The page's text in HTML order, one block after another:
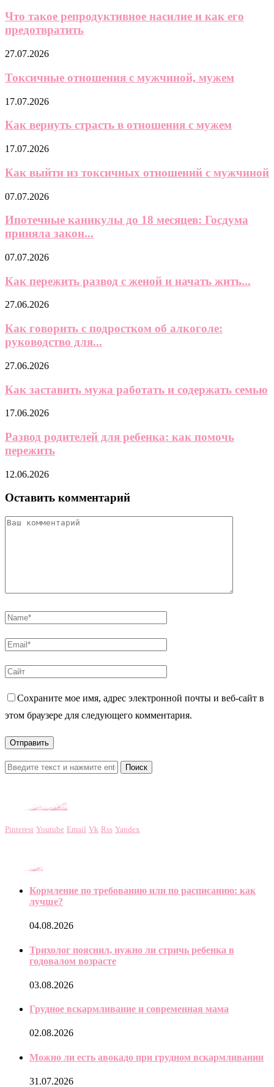
Что такое репродуктивное насилие и как его
предотвратить
27.07.2026
Токсичные отношения с мужчиной, мужем
17.07.2026
Как вернуть страсть в отношения с мужем
17.07.2026
Как выйти из токсичных отношений с мужчиной
07.07.2026
Ипотечные каникулы до 18 месяцев: Госдума
приняла закон...
07.07.2026
Как пережить развод с женой и начать жить...
27.06.2026
Как говорить с подростком об алкоголе:
руководство для...
27.06.2026
Как заставить мужа работать и содержать семью
17.06.2026
Развод родителей для ребенка: как помочь
пережить
12.06.2026
Оставить комментарий
Сохраните мое имя, адрес электронной почты и веб-сайт в
этом браузере для следующего комментария.
Поиск
Социальные сети
Pinterest Youtube Email Vk Rss Yandex
Последнее
Кормление по требованию или по расписанию: как
лучше?
04.08.2026
Трихолог пояснил, нужно ли стричь ребенка в
годовалом возрасте
03.08.2026
Грудное вскармливание и современная мама
02.08.2026
Можно ли есть авокадо при грудном вскармливании
31.07.2026